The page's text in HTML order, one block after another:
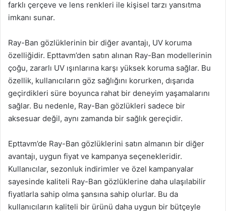
farklı çerçeve ve lens renkleri ile kişisel tarzı yansıtma
imkanı sunar.
Ray-Ban gözlüklerinin bir diğer avantajı, UV koruma
özelliğidir. Epttavm’den satın alınan Ray-Ban modellerinin
çoğu, zararlı UV ışınlarına karşı yüksek koruma sağlar. Bu
özellik, kullanıcıların göz sağlığını korurken, dışarıda
geçirdikleri süre boyunca rahat bir deneyim yaşamalarını
sağlar. Bu nedenle, Ray-Ban gözlükleri sadece bir
aksesuar değil, aynı zamanda bir sağlık gereçidir.
Epttavm’de Ray-Ban gözlüklerini satın almanın bir diğer
avantajı, uygun fiyat ve kampanya seçenekleridir.
Kullanıcılar, sezonluk indirimler ve özel kampanyalar
sayesinde kaliteli Ray-Ban gözlüklerine daha ulaşılabilir
fiyatlarla sahip olma şansına sahip olurlar. Bu da
kullanıcıların kaliteli bir ürünü daha uygun bir bütçeyle